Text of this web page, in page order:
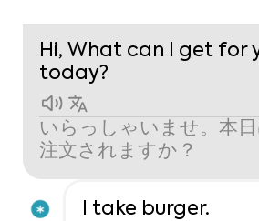
Hi, What can I get for
today?
いらっしゃいませ。本
注文されますか？
I take burger.